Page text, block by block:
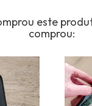
este
comprou: